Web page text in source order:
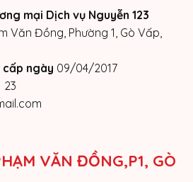
mại Dịch vụ Nguyễn 123
Văn Đồng, Phường 1, Gò Vấp,
cấp ngày 09/04/2017
23
VĂN ĐỒNG,P1, GÒ